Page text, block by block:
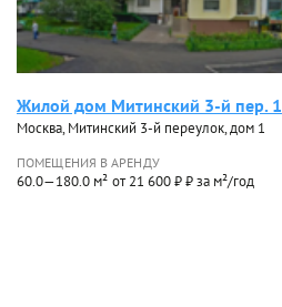
Жилой дом Митинский 3-й пер. 1
Москва, Митинский 3-й переулок, дом 1
ПОМЕЩЕНИЯ В АРЕНДУ
60.0—180.0 м² от 21 600 ₽ ₽ за м²/год